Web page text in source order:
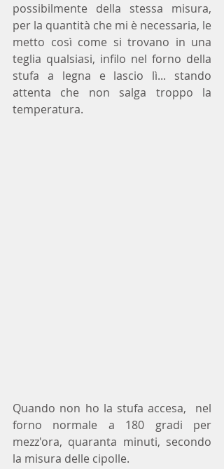
possibilmente della stessa misura,
per la quantità che mi è necessaria, le
metto così come si trovano in una
teglia qualsiasi, infilo nel forno della
stufa a legna e lascio lì... stando
attenta che non salga troppo la
temperatura.
Quando non ho la stufa accesa,  nel
forno normale a 180 gradi per
mezz'ora, quaranta minuti, secondo
la misura delle cipolle.